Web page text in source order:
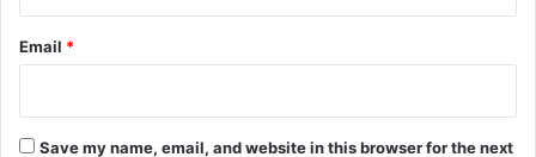
Email *
Save my name, email, and website in this browser for the next